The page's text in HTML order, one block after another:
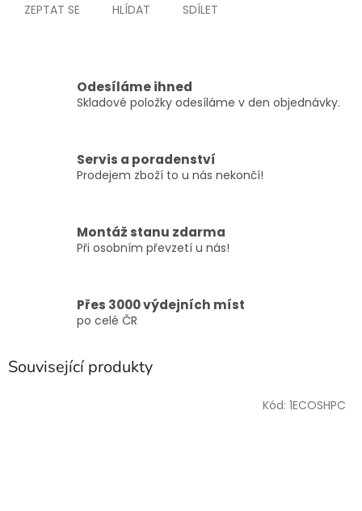
ZEPTAT SE HLÍDAT SDÍLET
Odesíláme ihned
Skladové položky odesíláme v den objednávky.
Servis a poradenství
Prodejem zboží to u nás nekončí!
Montáž stanu zdarma
Při osobním převzetí u nás!
Přes 3000 výdejních míst
po celé ČR
Související produkty
Kód: 1ECOSHPC